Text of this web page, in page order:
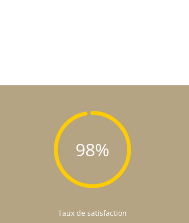
98%
Taux de satisfaction